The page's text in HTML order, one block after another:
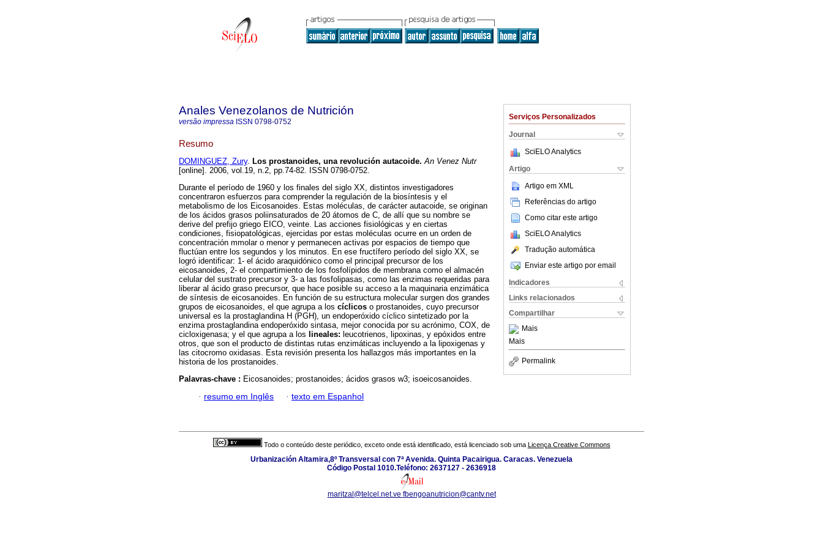
Serviços Personalizados
Journal
SciELO Analytics
Artigo
Artigo em XML
Referências do artigo
Como citar este artigo
SciELO Analytics
Tradução automática
Enviar este artigo por email
Indicadores
Links relacionados
Compartilhar
Mais
Mais
Permalink
Anales Venezolanos de Nutrición
versão impressa ISSN 0798-0752
Resumo
DOMINGUEZ, Zury. Los prostanoides, una revolución autacoide. An Venez Nutr
[online]. 2006, vol.19, n.2, pp.74-82. ISSN 0798-0752.
Durante el período de 1960 y los finales del siglo XX, distintos investigadores
concentraron esfuerzos para comprender la regulación de la biosíntesis y el
metabolismo de los Eicosanoides. Estas moléculas, de carácter autacoide, se originan
de los ácidos grasos poliinsaturados de 20 átomos de C, de allí que su nombre se
derive del prefijo griego EICO, veinte. Las acciones fisiológicas y en ciertas
condiciones, fisiopatológicas, ejercidas por estas moléculas ocurre en un orden de
concentración mmolar o menor y permanecen activas por espacios de tiempo que
fluctúan entre los segundos y los minutos. En ese fructífero período del siglo XX, se
logró identificar: 1- el ácido araquidónico como el principal precursor de los
eicosanoides, 2- el compartimiento de los fosfolípidos de membrana como el almacén
celular del sustrato precursor y 3- a las fosfolipasas, como las enzimas requeridas para
liberar al ácido graso precursor, que hace posible su acceso a la maquinaria enzimática
de síntesis de eicosanoides. En función de su estructura molecular surgen dos grandes
grupos de eicosanoides, el que agrupa a los cíclicos o prostanoides, cuyo precursor
universal es la prostaglandina H (PGH), un endoperóxido cíclico sintetizado por la
enzima prostaglandina endoperóxido sintasa, mejor conocida por su acrónimo, COX, de
cicloxigenasa; y el que agrupa a los lineales: leucotrienos, lipoxinas, y epóxidos entre
otros, que son el producto de distintas rutas enzimáticas incluyendo a la lipoxigenas y
las citocromo oxidasas. Esta revisión presenta los hallazgos más importantes en la
historia de los prostanoides.
Palavras-chave : Eicosanoides; prostanoides; ácidos grasos w3; isoeicosanoides.
· resumo em Inglês · texto em Espanhol
Todo o conteúdo deste periódico, exceto onde está identificado, está licenciado sob uma Licença Creative Commons
Urbanización Altamira,8º Transversal con 7ª Avenida. Quinta Pacairigua. Caracas. Venezuela
Código Postal 1010.Teléfono: 2637127 - 2636918
maritzal@telcel.net.ve fbengoanutricion@cantv.net